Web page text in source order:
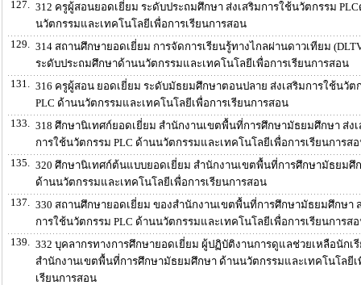
127.
312 ครูผู้สอนยอดเยี่ยม ระดับประถมศึกษา ส่งเสริมการใช้นวัตกรรม
นวัตกรรมและเทคโนโลยีเพื่อการเรียนการสอน
129.
314 สถานศึกษายอดเยี่ยม การจัดการเรียนรู้ทางไกลผ่านดาวเทียม
ระดับประถมศึกษาด้านนวัตกรรมและเทคโนโลยีเพื่อการเรียนการสอน
131.
316 ครูผู้สอน ยอดเยี่ยม ระดับมัธยมศึกษาตอนปลาย ส่งเสริมการใช้นวัต
PLC ด้านนวัตกรรมและเทคโนโลยีเพื่อการเรียนการสอน
133.
318 ศึกษานิเทศก์ยอดเยี่ยม สำนักงานเขตพื้นที่การศึกษามัธยมศึกษา ส่ง
การใช้นวัตกรรม PLC ด้านนวัตกรรมและเทคโนโลยีเพื่อการเรียนการส
135.
320 ศึกษานิเทศก์ต้นแบบยอดเยี่ยม สำนักงานเขตพื้นที่การศึกษามัธยมศึ
ด้านนวัตกรรมและเทคโนโลยีเพื่อการเรียนการสอน
137.
330 สถานศึกษายอดเยี่ยม ของสำนักงานเขตพื้นที่การศึกษามัธยมศึกษา
การใช้นวัตกรรม PLC ด้านนวัตกรรมและเทคโนโลยีเพื่อการเรียนการส
139.
332 บุคลากรทางการศึกษายอดเยี่ยม ผู้ปฏิบัติงานการดูแลช่วยเหลือนักเ
สำนักงานเขตพื้นที่การศึกษามัธยมศึกษา ด้านนวัตกรรมและเทคโนโลยีเ
เรียนการสอน